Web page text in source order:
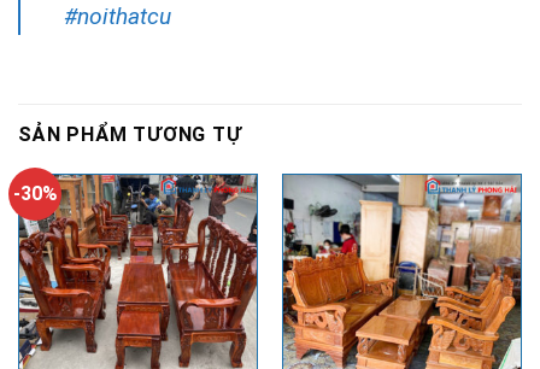
#noithatcu
SẢN PHẨM TƯƠNG TỰ
-30%